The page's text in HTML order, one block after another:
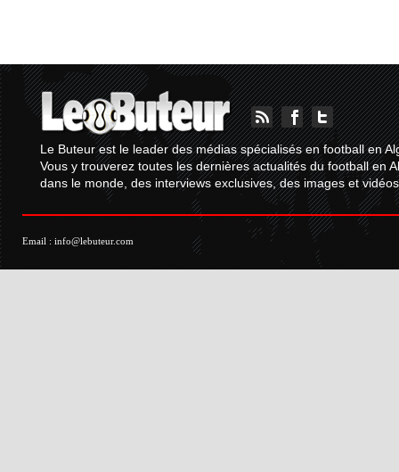
Le Buteur est le leader des médias spécialisés en football en
Vous y trouverez toutes les dernières actualités du football en
dans le monde, des interviews exclusives, des images et
Email : info@lebuteur.com